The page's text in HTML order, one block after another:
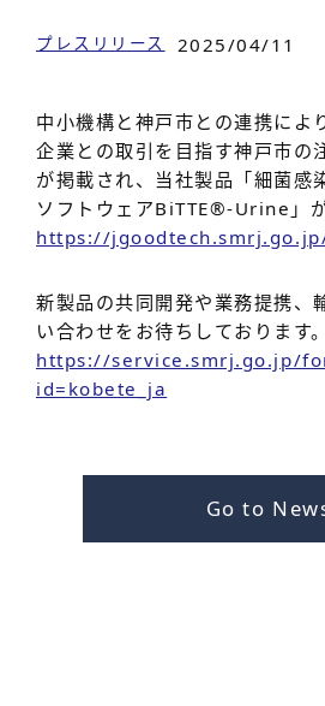
プレスリリース 2025/04/11
中小機構と神戸市との連携によ
企業との取引を目指す神戸市の
が掲載され、当社製品「細菌感
ソフトウェアBiTTE®-Urine」
https://
新製品の共同開発や業務提携、
い合わせをお待ちしております。
https://service.smrj.go.jp/
id=kobete_ja
Go to